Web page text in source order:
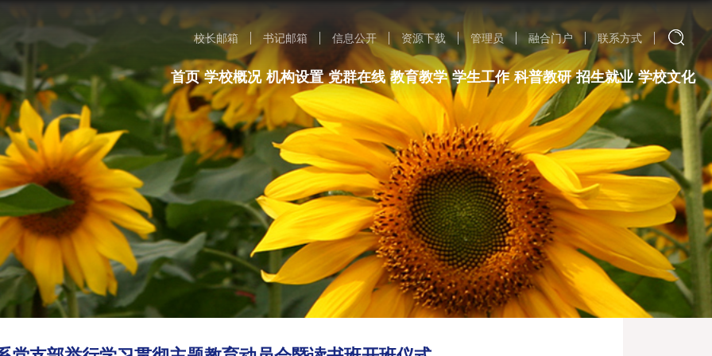
校长邮箱 书记邮箱 信息公开 资源下载 管理员 融合门户 联系方式
首页 学校概况 机构设置 党群在线 教育教学 学生工作 科普教研 招生就业 学校文化